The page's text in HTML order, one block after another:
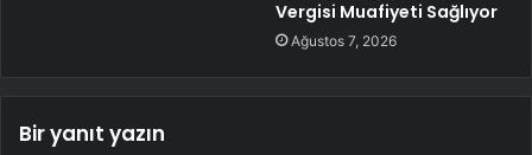
Vergisi Muafiyeti Sağlıyor
Ağustos 7, 2026
Bir yanıt yazın